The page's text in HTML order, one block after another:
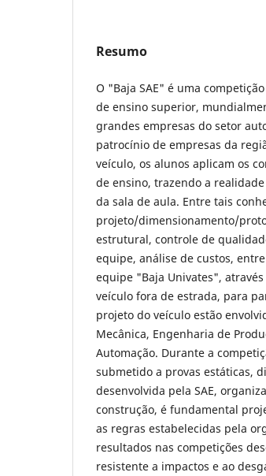
Resumo
O "Baja SAE" é uma
de ensino superior,
grandes empresas do setor
patrocínio de empresas da
veículo, os alunos aplicam os
de ensino, trazendo a
da sala de aula. Entre tais
projeto/dimensionamento/
estrutural, controle de
equipe, análise de custos,
equipe "Baja Univates",
veículo fora de estrada, para
projeto do veículo estão
Mecânica, Engenharia de
Automação. Durante a
submetido a provas estáticas,
desenvolvida pela SAE,
construção, é fundamental
as regras estabelecidas pela
resultados nas competições
resistente a impactos e ao